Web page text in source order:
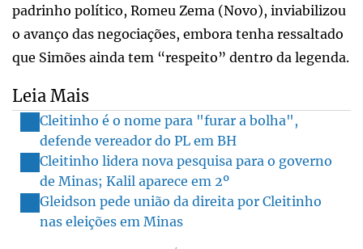
padrinho político, Romeu Zema (Novo), inviabilizou
o avanço das negociações, embora tenha ressaltado
que Simões ainda tem “respeito” dentro da legenda.
Leia Mais
Cleitinho é o nome para "furar a bolha",
defende vereador do PL em BH
Cleitinho lidera nova pesquisa para o governo
de Minas; Kalil aparece em 2º
Gleidson pede união da direita por Cleitinho
nas eleições em Minas